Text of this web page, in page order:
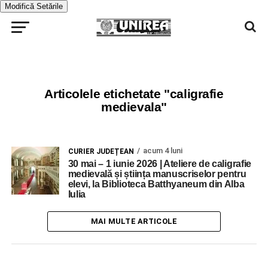
Modifică Setările
Articolele etichetate "caligrafie
medievala"
CURIER JUDEȚEAN acum 4 luni
30 mai – 1 iunie 2026 | Ateliere de caligrafie
medievală și știința manuscriselor pentru
elevi, la Biblioteca Batthyaneum din Alba
Iulia
MAI MULTE ARTICOLE